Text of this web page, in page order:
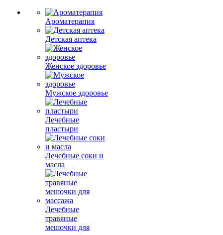
Ароматерапия
Детская аптека
Женское здоровье
Мужское здоровье
Лечебные
пластыри
Лечебные соки и
масла
Лечебные
травяные
мешочки для